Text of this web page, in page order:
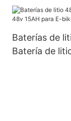
Lifepo4
Baterías de
Batería de